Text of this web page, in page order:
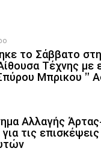
το Σάββατο
Τέχνης με
Μπρικου ”
Αλλαγής
τις